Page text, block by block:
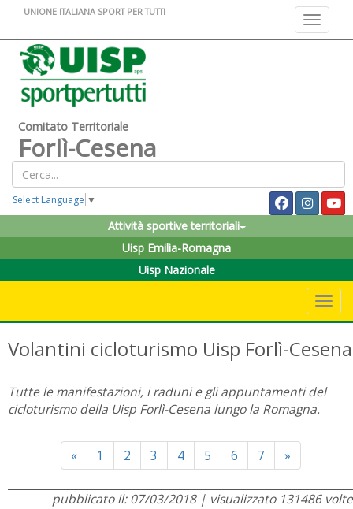
Toggle
UNIONE ITALIANA SPORT PER TUTTI
Comitato Territoriale
Forlì-Cesena
Select Language ▼
Attività sportive territoriali
Uisp Emilia-Romagna
Uisp Nazionale
Volantini cicloturismo Uisp Forlì-Cesena
Tutte le manifestazioni, i raduni e gli appuntamenti del
cicloturismo della Uisp Forlì-Cesena lungo la Romagna.
«Previous
1 2 3 4 5 6 7 »Next
pubblicato il: 07/03/2018 | visualizzato 131486 volte